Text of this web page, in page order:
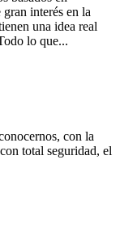
interés en la
una idea real
lo que...
con la
total seguridad, el